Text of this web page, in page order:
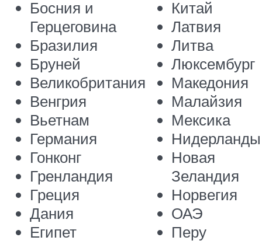
Босния и
Герцеговина
Бразилия
Бруней
Великобритания
Венгрия
Вьетнам
Германия
Гонконг
Гренландия
Греция
Дания
Египет
Китай
Латвия
Литва
Люксембург
Македония
Малайзия
Мексика
Нидерланды
Новая
Зеландия
Норвегия
ОАЭ
Перу